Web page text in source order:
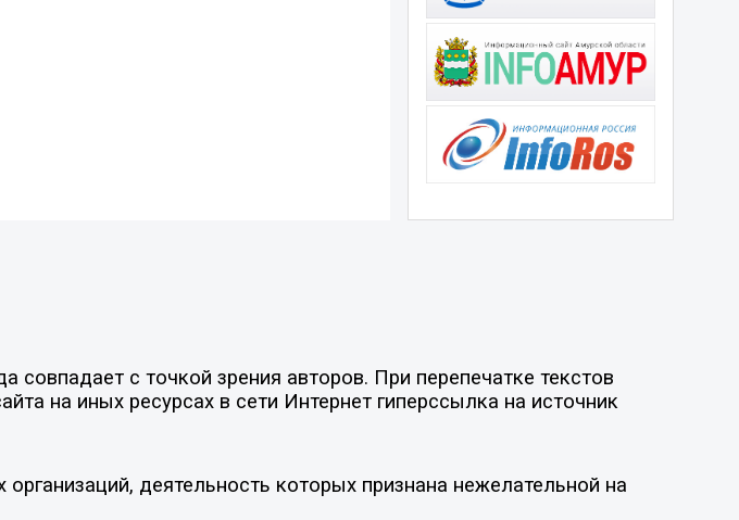
с точкой зрения авторов. При перепечатке текстов
на иных ресурсах в сети Интернет гиперссылка на источник
деятельность которых признана нежелательной на